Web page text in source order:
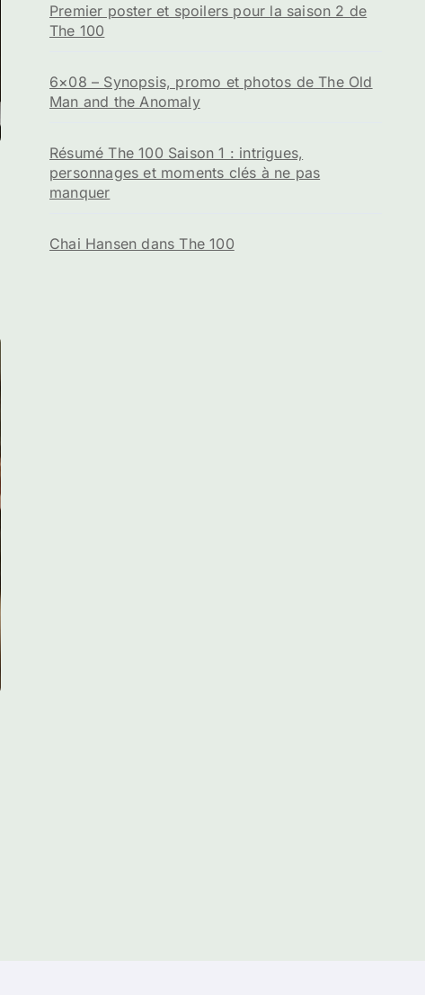
Premier poster et spoilers pour la saison 2 de
The 100
6×08 – Synopsis, promo et photos de The Old
Man and the Anomaly
Résumé The 100 Saison 1 : intrigues,
personnages et moments clés à ne pas
manquer
Chai Hansen dans The 100